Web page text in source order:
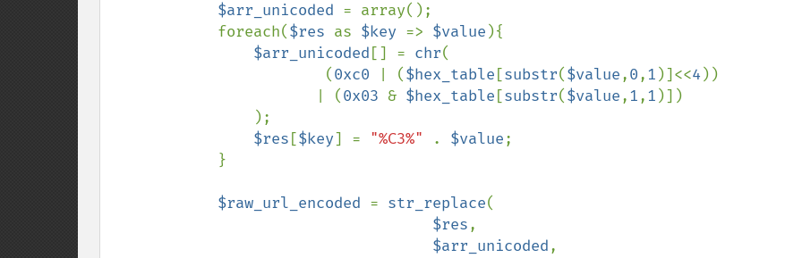
$arr_unicoded = array();
            foreach(
$res as $key => $value ){
$arr_unicoded [] = chr(
                        (
0xc0 | ($hex_table [substr($value,0,1 )]<<4 ))
                       | (
0x03 & $hex_table [substr($value,1,1 )])
$res [$key] = "%C3%" . $value;
$raw_url_encoded = str_replace(
$res,
$arr_unicoded,